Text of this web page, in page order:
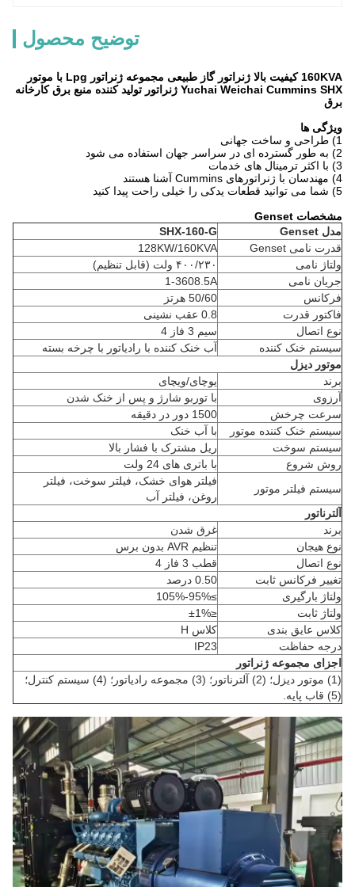
توضیح محصول
160KVA کیفیت بالا ژنراتور گاز طبیعی مجموعه ژنراتور Lpg با موتور
Yuchai Weichai Cummins SHX ژنراتور تولید کننده منبع برق کارخانه
برق
ویژگی ها
1) طراحی و ساخت جهانی
2) به طور گسترده ای در سراسر جهان استفاده می شود
3) با اکثر ترمینال های خدمات
4) مهندسان با ژنراتورهای Cummins آشنا هستند
5) شما می توانید قطعات یدکی را خیلی راحت پیدا کنید
مشخصات Genset
مدل Genset
SHX-160-G
قدرت نامی Genset
128KW/160KVA
ولتاژ نامی
۴۰۰/۲۳۰ ولت (قابل تنظیم)
جریان نامی
1-3608.5A
فرکانس
50/60 هرتز
فاکتور قدرت
0.8 عقب نشینی
نوع اتصال
سیم 3 فاز 4
سیستم خنک کننده
آب خنک کننده با رادیاتور با چرخه بسته
موتور دیزل
برند
یوچای/ویچای
آرزوی
با توربو شارژ و پس از خنک شدن
سرعت چرخش
1500 دور در دقیقه
سیستم خنک کننده موتور
با آب خنک
سیستم سوخت
ریل مشترک با فشار بالا
روش شروع
با باتری های 24 ولت
سیستم فیلتر موتور
فیلتر هوای خشک، فیلتر سوخت، فیلتر
روغن، فیلتر آب
آلترناتور
برند
غرق شدن
نوع هیجان
تنظیم AVR بدون برس
نوع اتصال
قطب 3 فاز 4
تغییر فرکانس ثابت
0.50 درصد
ولتاژ بارگیری
≥95%-105%
ولتاژ ثابت
≤±1%
کلاس عایق بندی
کلاس H
درجه حفاظت
IP23
اجزای مجموعه ژنراتور
(1) موتور دیزل؛ (2) آلترناتور؛ (3) مجموعه رادیاتور؛ (4) سیستم کنترل؛
(5) قاب پایه.